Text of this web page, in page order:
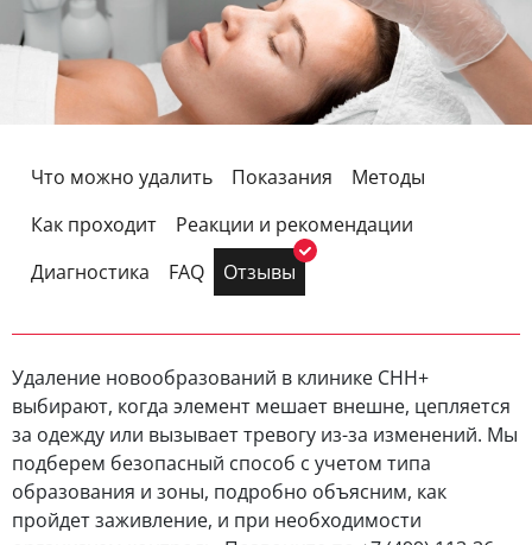
Что можно удалить Показания
Методы
Как проходит
Реакции и рекомендации
Диагностика
FAQ Отзывы
Удаление новообразований в клинике CHH+
выбирают, когда элемент мешает внешне, цепляется
за одежду или вызывает тревогу из-за изменений. Мы
подберем безопасный способ с учетом типа
образования и зоны, подробно объясним, как
пройдет заживление, и при необходимости